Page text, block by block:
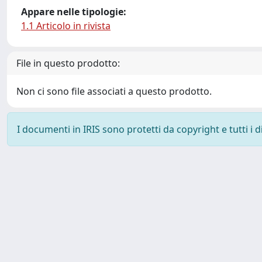
Appare nelle tipologie:
1.1 Articolo in rivista
File in questo prodotto:
Non ci sono file associati a questo prodotto.
I documenti in IRIS sono protetti da copyright e tutti i